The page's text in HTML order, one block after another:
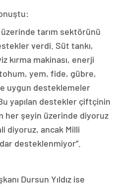
tarım sektörünü
verdi. Süt tankı,
kırma makinası, enerji
yem, fide, gübre,
uygun desteklemeler
yapılan destekler çiftçinin
her şeyin üzerinde diyoruz
diyoruz, ancak Milli
desteklenmiyor”.
Dursun Yıldız ise